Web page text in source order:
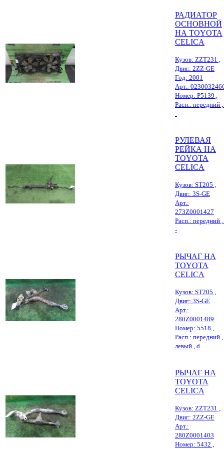
РАДИАТОР
ОСНОВНОЙ
НА TOYOTA
CELICA
Кузов: ZZT231 ,
Двиг.: 2ZZ-GE
Год: 2001
Арт.:
Номер: Р5139 ,
Расп.: передний ,
-
РУЛЕВАЯ
РЕЙКА НА
TOYOTA
CELICA
Кузов: ST205 ,
Двиг.: 3S-GE
Арт.:
273Z0001427
Расп.: передний ,
-
РЫЧАГ НА
TOYOTA
CELICA
Кузов: ST205 ,
Двиг.: 3S-GE
Арт.:
280Z0001489
Номер: 5518 ,
Расп.: передний ,
левый , d
РЫЧАГ НА
TOYOTA
CELICA
Кузов: ZZT231 ,
Двиг.: 2ZZ-GE
Арт.:
280Z0001403
Номер: 5432 ,